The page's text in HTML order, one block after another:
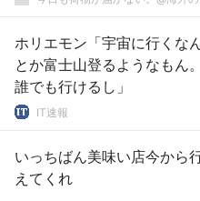
ホリエモン「宇宙に行くな
とか富士山登るようなもん
誰でも行けるし」
IT速報
いっちばん美味い店今から
えてくれ